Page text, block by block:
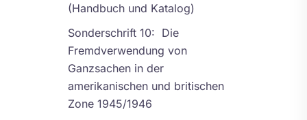
(Handbuch und Katalog)
Sonderschrift 10: Die
Fremdverwendung von
Ganzsachen in der
amerikanischen und britischen
Zone 1945/1946